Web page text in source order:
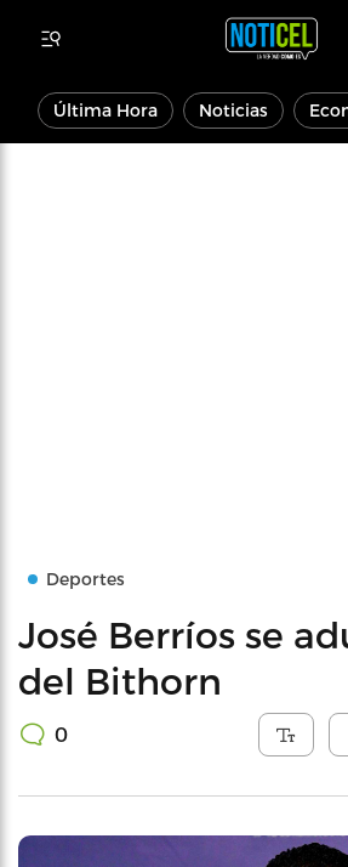
Última Hora Noticias
Deportes
José Berríos se
del Bithorn
0